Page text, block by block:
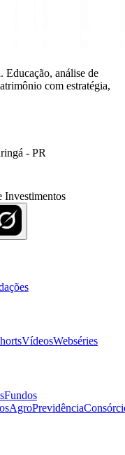
Educação, análise de
com estratégia,
- PR
Investimentos
VídeosWebséries
Fundos
AgroPrevidência